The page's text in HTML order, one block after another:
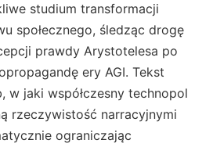
studium transformacji
społecznego, śledząc drogę
prawdy Arystotelesa po
ery AGI. Tekst
w jaki współczesny technopol
rzeczywistość narracyjnymi
ograniczając